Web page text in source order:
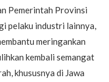
Pemerintah Provinsi
pelaku industri lainnya,
meringankan
kembali semangat
khususnya di Jawa